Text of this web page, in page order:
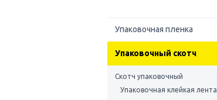
Упаковочная пленка
Упаковочный скотч
Скотч упаковочный
Упаковочная клейкая лента